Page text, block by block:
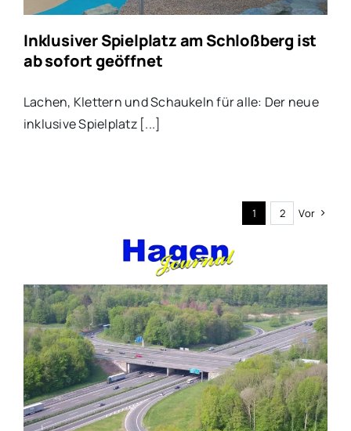
Inklusiver Spielplatz am Schloßberg ist
ab sofort geöffnet
Lachen, Klettern und Schaukeln für alle: Der neue
inklusive Spielplatz [...]
1 2 Vor